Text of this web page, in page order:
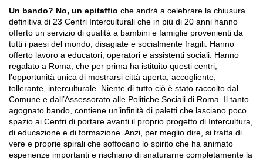
Un bando? No, un epitaffio che andrà a celebrare la chiusura
definitiva di 23 Centri Interculturali che in più di 20 anni hanno
offerto un servizio di qualità a bambini e famiglie provenienti da
tutti i paesi del mondo, disagiate e socialmente fragili. Hanno
offerto lavoro a educatori, operatori e assistenti sociali. Hanno
regalato a Roma, che per prima ha istituito questi centri,
l’opportunità unica di mostrarsi città aperta, accogliente,
tollerante, interculturale. Niente di tutto ciò è stato raccolto dal
Comune e dall’Assessorato alle Politiche Sociali di Roma. Il tanto
agognato bando, contiene un’infinità di paletti che lasciano poco
spazio ai Centri di portare avanti il proprio progetto di Intercultura,
di educazione e di formazione. Anzi, per meglio dire, si tratta di
vere e proprie spirali che soffocano lo spirito che ha animato
esperienze importanti e rischiano di snaturarne completamente la